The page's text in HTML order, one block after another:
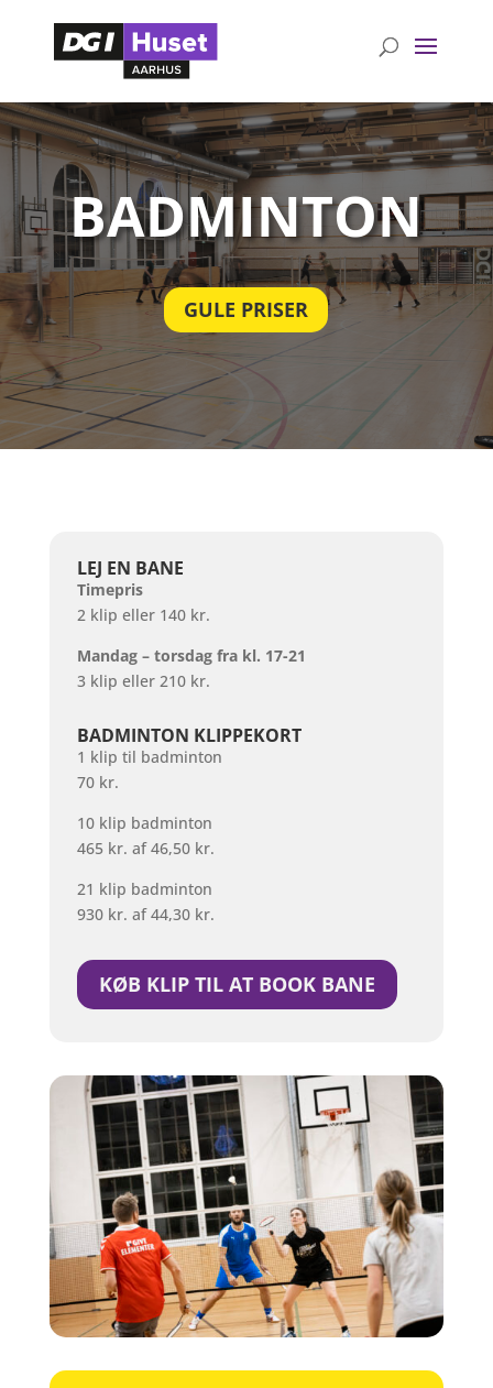
BADMINTON
GULE PRISER
LEJ EN BANE
Timepris
2 klip eller 140 kr.
Mandag – torsdag fra kl. 17-21
3 klip eller 210 kr.
BADMINTON KLIPPEKORT
1 klip til badminton
70 kr.
10 klip badminton
465 kr. af 46,50 kr.
21 klip badminton
930 kr. af 44,30 kr.
KØB KLIP TIL AT BOOK BANE